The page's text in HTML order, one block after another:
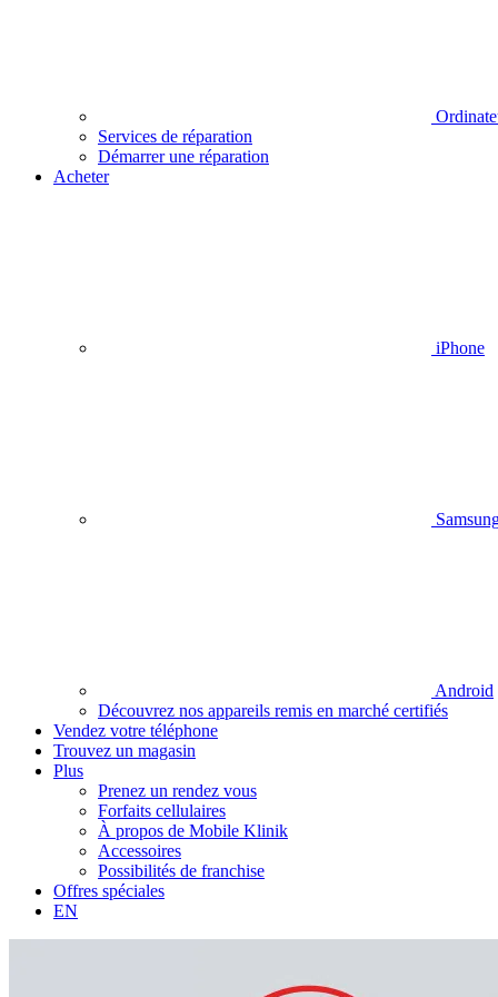
Services de réparation
Démarrer une réparation
Acheter
iPhone
Android
Découvrez nos appareils remis en marché certifiés
Vendez votre téléphone
Trouvez un magasin
Plus
Prenez un rendez vous
Forfaits cellulaires
À propos de Mobile Klinik
Accessoires
Possibilités de franchise
Offres spéciales
EN